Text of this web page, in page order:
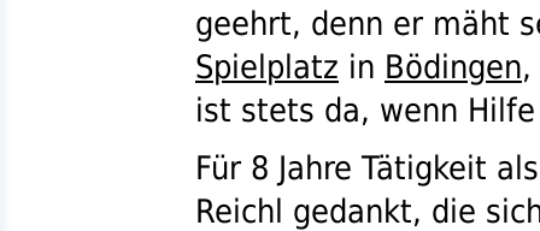
geehrt, denn er mäht
Spielplatz in Bödingen,
ist stets da, wenn
Für 8 Jahre Tätigkeit
Reichl gedankt, die